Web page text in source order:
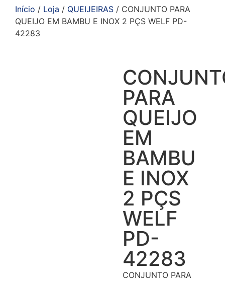
Início / Loja / QUEIJEIRAS / CONJUNTO PARA
QUEIJO EM BAMBU E INOX 2 PÇS WELF PD-
42283
PARA
QUEIJO
EM
BAMBU
E INOX
2 PÇS
WELF
PD-
42283
CONJUNTO PARA